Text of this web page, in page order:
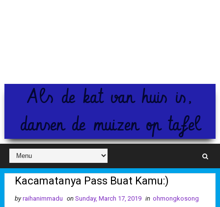
Als de kat van huis is,
dansen de muizen op tafel
Kacamatanya Pass Buat Kamu:)
by raihanimmadu on Sunday, March 17, 2019 in ohmongkosong